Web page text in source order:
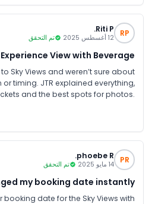
RP
Riti P.
12 أغسطس 2025 تم التحقق
View with Beverage
Sky Views and weren’t sure about
timing. JTR explained everything,
and the best spots for photos.
PR
phoebe R.
14 مايو 2025 تم التحقق
my booking date instantly
date for the Sky Views with